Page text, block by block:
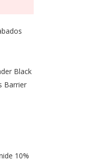
Black
Barrier
10%